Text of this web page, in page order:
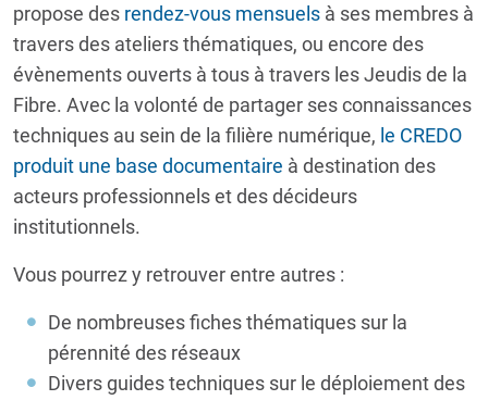
propose des rendez-vous mensuels à ses membres à
travers des ateliers thématiques, ou encore des
évènements ouverts à tous à travers les Jeudis de la
Fibre. Avec la volonté de partager ses connaissances
techniques au sein de la filière numérique, le CREDO
produit une base documentaire à destination des
acteurs professionnels et des décideurs
institutionnels.
Vous pourrez y retrouver entre autres :
De nombreuses fiches thématiques sur la
pérennité des réseaux
Divers guides techniques sur le déploiement des